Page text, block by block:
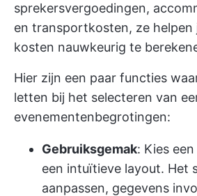
sprekersvergoedingen,
en transportkosten, ze helpen
kosten nauwkeurig te
Hier zijn een paar functies
letten bij het selecteren van
evenementenbegrotingen:
Gebruiksgemak: Kies
een intuïtieve layout. Het
aanpassen, gegevens